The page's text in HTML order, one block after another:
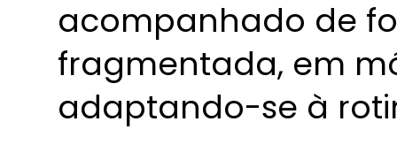
acompanhado de
fragmentada, em
adaptando-se à